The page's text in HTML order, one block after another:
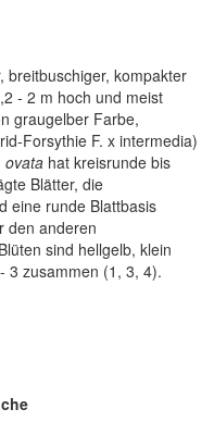
breitbuschiger, kompakter
- 2 m hoch und meist
graugelber Farbe,
Forsythie F. x intermedia)
ovata hat kreisrunde bis
Blätter, die
eine runde Blattbasis
den anderen
sind hellgelb, klein
3 zusammen (1, 3, 4).